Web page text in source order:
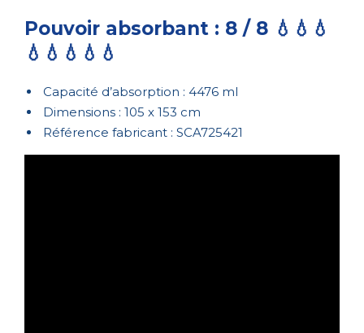
Pouvoir absorbant : 8 / 8 💧💧💧
💧💧💧💧💧
Capacité d’absorption : 4476 ml
Dimensions : 105 x 153 cm
Référence fabricant : SCA725421